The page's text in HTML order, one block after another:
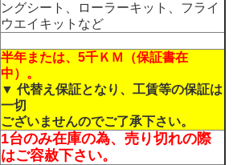
ングシート、ローラーキット、フライ
ウエイキットなど
半年または、5千ＫＭ（保証書在
中）。
▼ 代替え保証となり、工賃等の保証は
一切
ございませんのでご了承下さい。
1台のみ在庫の為、売り切れの際
はご容赦下さい。